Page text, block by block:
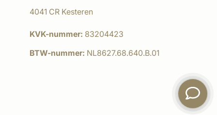
4041 CR Kesteren
KVK-nummer: 83204423
BTW-nummer: NL8627.68.640.B.01